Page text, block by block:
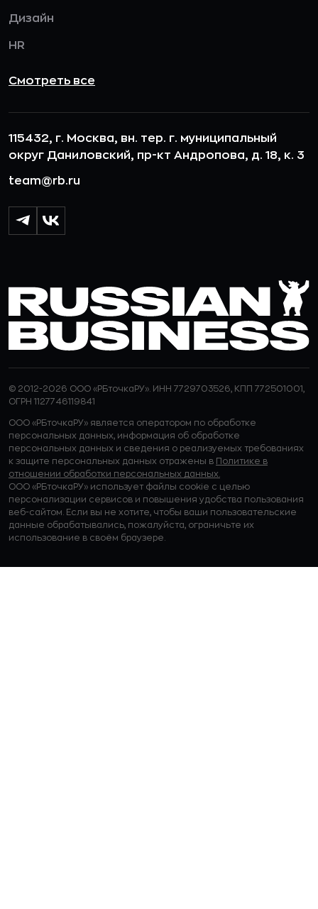
Дизайн
HR
Смотреть все
115432, г. Москва, вн. тер. г. муниципальный
округ Даниловский, пр-кт Андропова, д. 18, к. 3
team@rb.ru
© 2012-2026 ООО «РБточкаРУ». ИНН 7729703526, КПП 772501001,
ОГРН 1127746119841
ООО «РБточкаРУ» является оператором по обработке
персональных данных, информация об обработке
персональных данных и сведения о реализуемых требованиях
к защите персональных данных отражены в Политике в
отношении обработки персональных данных.
ООО «РБточкаРУ» использует файлы cookie с целью
персонализации сервисов и повышения удобства пользования
веб-сайтом. Если вы не хотите, чтобы ваши пользовательские
данные обрабатывались, пожалуйста, ограничьте их
использование в своём браузере.